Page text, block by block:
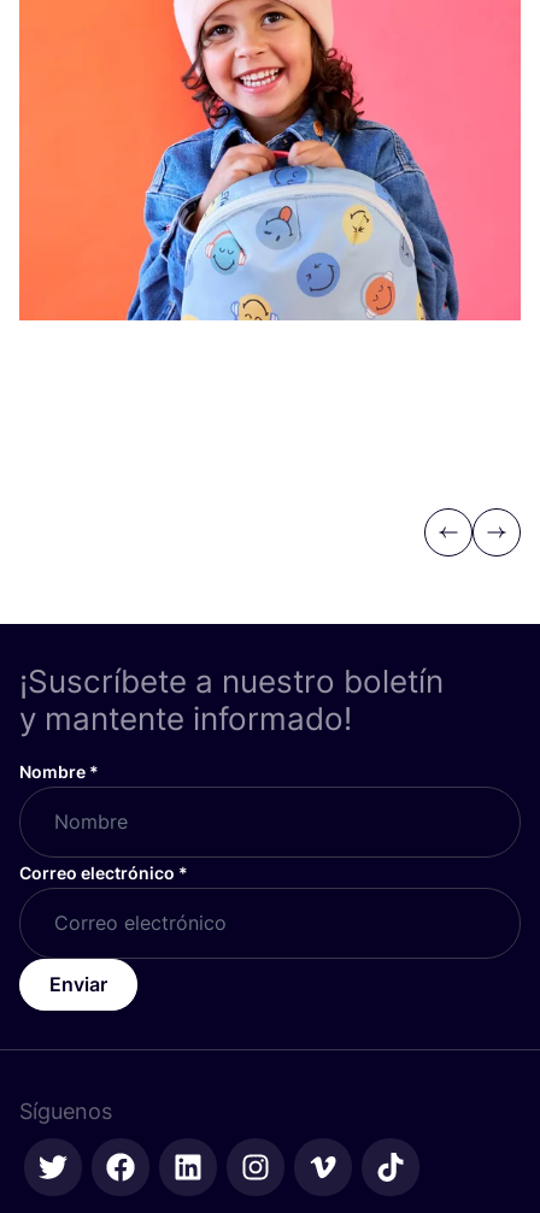
Previous
Next
¡Suscríbete a nuestro boletín
y mantente informado!
Nombre *
Correo electrónico *
Enviar
Síguenos